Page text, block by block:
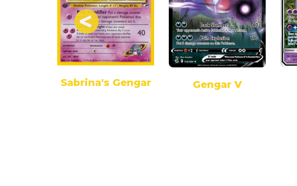
Sabrina's Gengar Gengar V